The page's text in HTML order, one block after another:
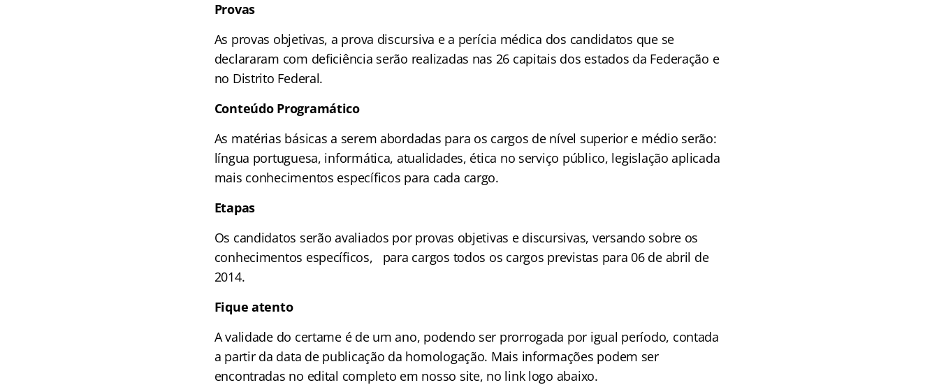
Provas
As provas objetivas, a prova discursiva e a perícia médica dos candidatos que se
declararam com deficiência serão realizadas nas 26 capitais dos estados da Federação e
no Distrito Federal.
Conteúdo Programático
As matérias básicas a serem abordadas para os cargos de nível superior e médio serão:
língua portuguesa, informática, atualidades, ética no serviço público, legislação aplicada
mais conhecimentos específicos para cada cargo.
Etapas
Os candidatos serão avaliados por provas objetivas e discursivas, versando sobre os
conhecimentos específicos, para cargos todos os cargos previstas para 06 de abril de
2014.
Fique atento
A validade do certame é de um ano, podendo ser prorrogada por igual período, contada
a partir da data de publicação da homologação. Mais informações podem ser
encontradas no edital completo em nosso site, no link logo abaixo.